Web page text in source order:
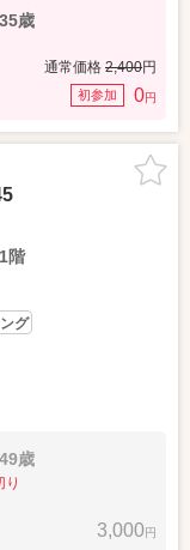
歳
通常価格 2,400円
初参加 0円
階
グ
歳
り
3,000円